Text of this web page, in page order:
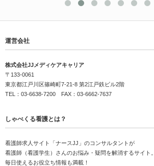
運営会社
株式会社JJメディケアキャリア
〒133-0061
東京都江戸川区篠崎町7-21-8 第2江戸鉄ビル2階
TEL：03-6638-7200 FAX：03-6662-7637
しゃべくる看護とは？
看護師求人サイト「ナースJJ」のコンサルタントが
看護師（看護学生）さんのお悩み・疑問を解消するサイト。
毎日使えるお役立ち情報も満載！